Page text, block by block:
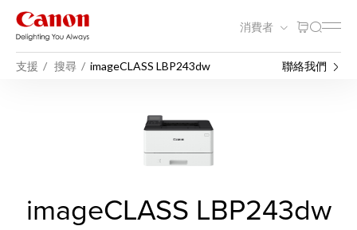
消費者
支援 搜尋 imageCLASS LBP243dw 聯絡我們
imageCLASS LBP243dw